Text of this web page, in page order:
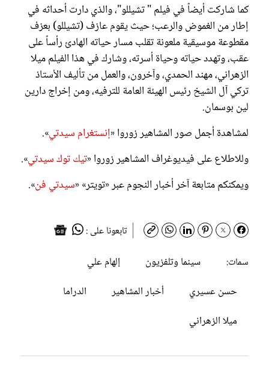
كما شاركت أيضاً في فيلم " تشيللو"، والذي دارت أحداثه في
إطار من الغموض والرعب؛ حيث يقوم عازف (تشيللو) بعزف
مقطوعة موسيقية ملعونة تقلب مسار حياته الهادئ رأساً على
عقب، وتهدد حياته وحياة أسرته، وشارك في هذا الفيلم ميلا
الزهراني، مهند الحمدي، وآخرون، والعمل من تأليف الأستاذ
تركي آل الشيخ رئيس الهيئة العامة للترفيه، ومن إخراج دارين
لين بوسمان.
لمشاهدة أجمل صور المشاهير زوروا «إنستغرام سيدتي».
وللاطلاع على فيديوغراف المشاهير زوروا «تيك توك سيدتي».
ويمكنكم متابعة آخر أخبار النجوم عبر «تويتر» «سيدتي فن».
تابعونا على :
سمات:
سينما وتلفزيون
إلهام علي
حسن عسيري
أخبار المشاهير
الدراما
ميلا الزهراني